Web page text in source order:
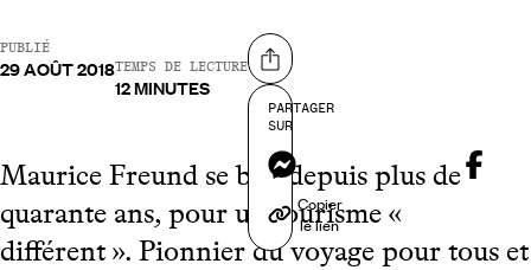
PUBLIÉ
29 AOÛT 2018TEMPS DE LECTURE
12 MINUTES
Partager sur
PARTAGER
SUR
Messenger
Copier
le lien
Maurice Freund se bat, depuis plus de
quarante ans, pour un tourisme «
différent ». Pionnier du voyage pour tous et